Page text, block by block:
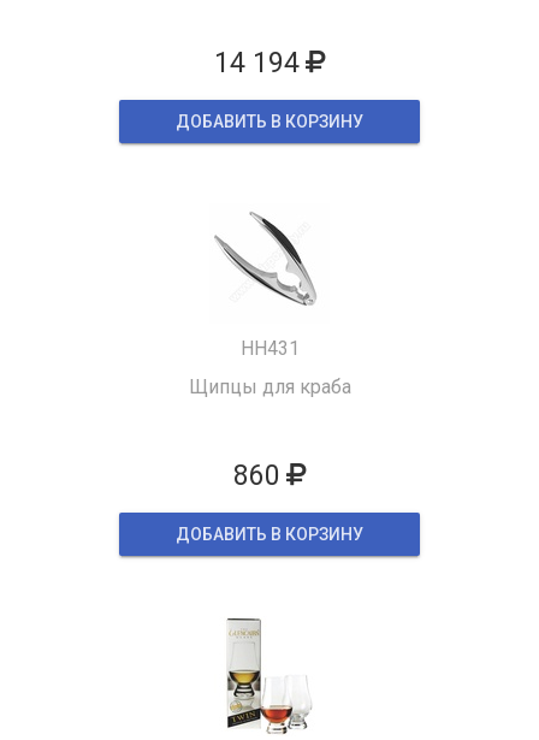
14 194
ДОБАВИТЬ В КОРЗИНУ
HH431
Щипцы для краба
860
ДОБАВИТЬ В КОРЗИНУ